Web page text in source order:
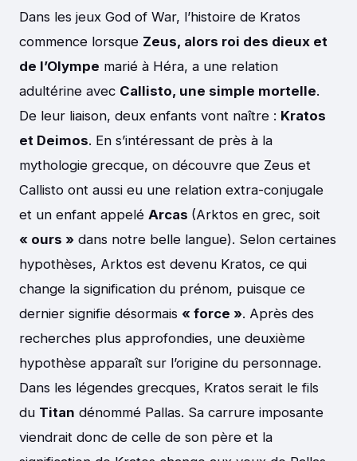
Dans les jeux God of War, l’histoire de Kratos
commence lorsque Zeus, alors roi des dieux et
de l’Olympe marié à Héra, a une relation
adultérine avec Callisto, une simple mortelle.
De leur liaison, deux enfants vont naître : Kratos
et Deimos. En s’intéressant de près à la
mythologie grecque, on découvre que Zeus et
Callisto ont aussi eu une relation extra-conjugale
et un enfant appelé Arcas (Arktos en grec, soit
« ours » dans notre belle langue). Selon certaines
hypothèses, Arktos est devenu Kratos, ce qui
change la signification du prénom, puisque ce
dernier signifie désormais « force ». Après des
recherches plus approfondies, une deuxième
hypothèse apparaît sur l’origine du personnage.
Dans les légendes grecques, Kratos serait le fils
du Titan dénommé Pallas. Sa carrure imposante
viendrait donc de celle de son père et la